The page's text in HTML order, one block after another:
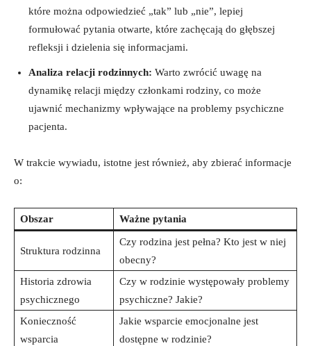
które ‍można odpowiedzieć „tak” lub ​„nie”, lepiej
formułować pytania⁢ otwarte,⁤ które zachęcają do głębszej
refleksji i dzielenia się informacjami.
Analiza relacji⁢ rodzinnych: ⁤Warto zwrócić uwagę na
⁤dynamikę relacji między członkami rodziny, co ‍może
ujawnić mechanizmy ⁣wpływające na problemy psychiczne
pacjenta.
W‌ trakcie wywiadu,‌ istotne jest również, aby zbierać informacje
o:
Obszar Ważne pytania
Struktura rodzinna
Czy rodzina jest pełna? Kto jest⁢ w niej
obecny?
Historia zdrowia
psychicznego
Czy w rodzinie występowały⁤ problemy
psychiczne? Jakie?
Konieczność
wsparcia
Jakie ‍wsparcie emocjonalne jest
dostępne ⁣w rodzinie?